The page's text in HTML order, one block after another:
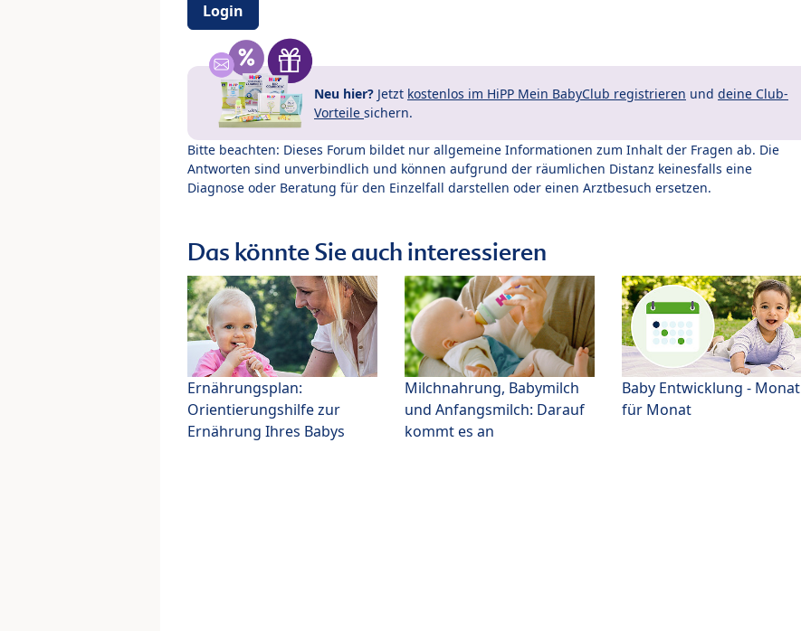
Login
Neu hier? Jetzt kostenlos im HiPP Mein BabyClub registrieren und deine Club-
Vorteile sichern.
Bitte beachten: Dieses Forum bildet nur allgemeine Informationen zum Inhalt der Fragen ab. Die
Antworten sind unverbindlich und können aufgrund der räumlichen Distanz keinesfalls eine
Diagnose oder Beratung für den Einzelfall darstellen oder einen Arztbesuch ersetzen.
Das könnte Sie auch interessieren
Ernährungsplan:
Orientierungshilfe zur
Ernährung Ihres Babys
Milchnahrung, Babymilch
und Anfangsmilch: Darauf
kommt es an
Baby Entwicklung - Monat
für Monat